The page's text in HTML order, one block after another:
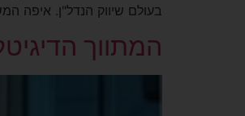
בעולם שיווק הנדל"ן. איפה
המתווך